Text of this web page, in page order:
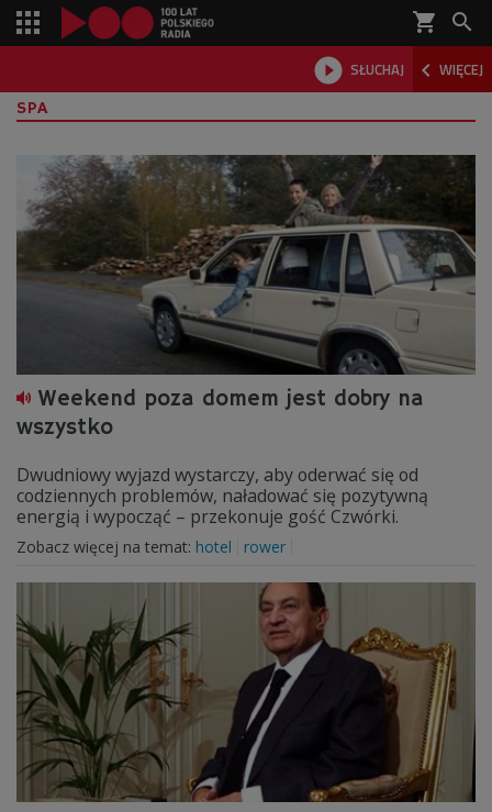
shopping_cart 
 SŁUCHAJ  WIĘCEJ

SPA
Weekend poza domem jest dobry na
wszystko
Dwudniowy wyjazd wystarczy, aby oderwać się od
codziennych problemów, naładować się pozytywną
energią i wypocząć – przekonuje gość Czwórki.
Zobacz więcej na temat: hotel rower